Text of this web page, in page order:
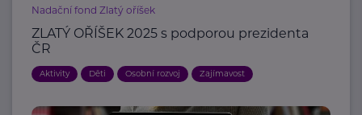
Nadační fond Zlatý oříšek
ZLATÝ OŘÍŠEK 2025 s podporou prezidenta
ČR
Aktivity Děti Osobní rozvoj Zajímavost